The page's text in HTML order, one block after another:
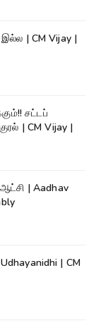
| CM Vijay |
சட்டப்
| CM Vijay |